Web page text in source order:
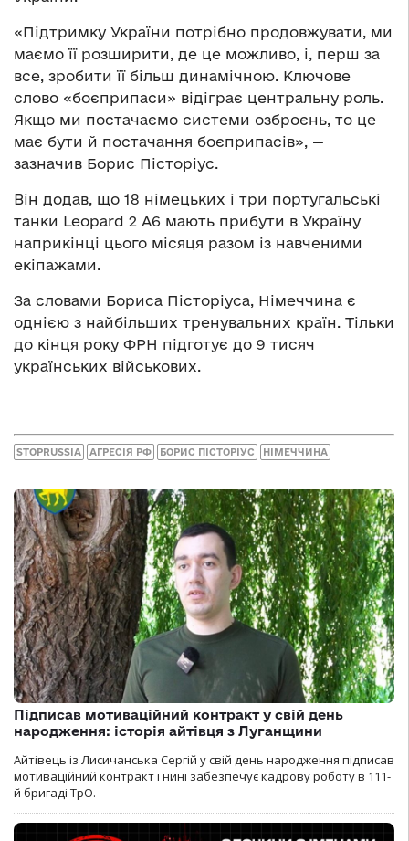
«Підтримку України потрібно продовжувати, ми
маємо її розширити, де це можливо, і, перш за
все, зробити її більш динамічною. Ключове
слово «боєприпаси» відіграє центральну роль.
Якщо ми постачаємо системи озброєнь, то це
має бути й постачання боєприпасів», —
зазначив Борис Пісторіус.
Він додав, що 18 німецьких і три португальські
танки Leopard 2 A6 мають прибути в Україну
наприкінці цього місяця разом із навченими
екіпажами.
За словами Бориса Пісторіуса, Німеччина є
однією з найбільших тренувальних країн. Тільки
до кінця року ФРН підготує до 9 тисяч
українських військових.
STOPRUSSIA АГРЕСІЯ РФ БОРИС ПІСТОРІУС НІМЕЧЧИНА
Підписав мотиваційний контракт у свій день
народження: історія айтівця з Луганщини
Айтівець із Лисичанська Сергій у свій день народження підписав
мотиваційний контракт і нині забезпечує кадрову роботу в 111-
й бригаді ТрО.